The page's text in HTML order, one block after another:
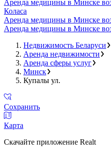
Аренда медицины в Минске
Коласа
Аренда медицины в Минске
Аренда медицины в Минске
Недвижимость Беларуси
Аренда недвижимости
Аренда сферы услуг
Минск
Купалы ул.
Сохранить
Карта
Скачайте приложение Realt